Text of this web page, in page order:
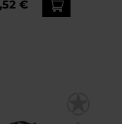
€